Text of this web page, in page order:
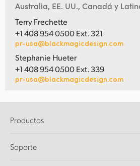
Australia, EE. UU., Canadá y
Terry Frechette
+1 408 954 0500 Ext. 321
pr-usa@blackmagicdesign.com
Stephanie Hueter
+1 408 954 0500 Ext. 339
pr-usa@blackmagicdesign.com
Productos
DaVinci Resolve y Fusion
Soporte